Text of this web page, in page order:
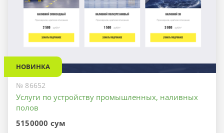
НОВИНКА
№ 86652
Услуги по устройству промышленных, наливных
полов
5150000 сум